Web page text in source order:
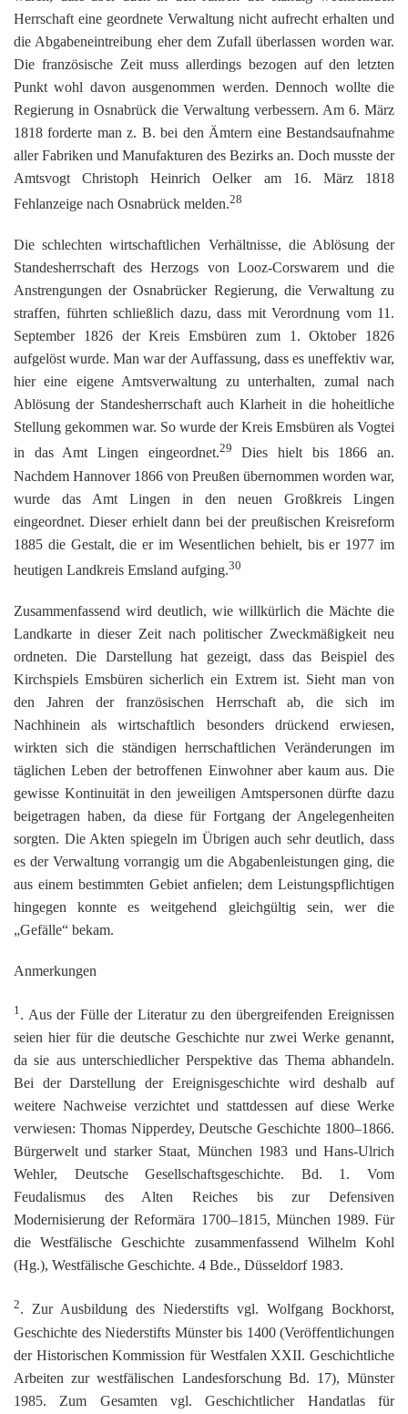
Herrschaft eine geordnete Verwaltung nicht aufrecht erhalten und
die Abgabeneintreibung eher dem Zufall überlassen worden war.
Die französische Zeit muss allerdings bezogen auf den letzten
Punkt wohl davon ausgenommen werden. Dennoch wollte die
Regierung in Osnabrück die Verwaltung verbessern. Am 6. März
1818 forderte man z. B. bei den Ämtern eine Bestandsaufnahme
aller Fabriken und Manufakturen des Bezirks an. Doch musste der
Amtsvogt Christoph Heinrich Oelker am 16. März 1818
Fehlanzeige nach Osnabrück melden.28
Die schlechten wirtschaftlichen Verhältnisse, die Ablösung der
Standesherrschaft des Herzogs von Looz-Corswarem und die
Anstrengungen der Osnabrücker Regierung, die Verwaltung zu
straffen, führten schließlich dazu, dass mit Verordnung vom 11.
September 1826 der Kreis Emsbüren zum 1. Oktober 1826
aufgelöst wurde. Man war der Auffassung, dass es uneffektiv war,
hier eine eigene Amtsverwaltung zu unterhalten, zumal nach
Ablösung der Standesherrschaft auch Klarheit in die hoheitliche
Stellung gekommen war. So wurde der Kreis Emsbüren als Vogtei
in das Amt Lingen eingeordnet.29
Dies hielt bis 1866 an.
Nachdem Hannover 1866 von Preußen übernommen worden war,
wurde das Amt Lingen in den neuen Großkreis Lingen
eingeordnet. Dieser erhielt dann bei der preußischen Kreisreform
1885 die Gestalt, die er im Wesentlichen behielt, bis er 1977 im
heutigen Landkreis Emsland aufging.30
Zusammenfassend wird deutlich, wie willkürlich die Mächte die
Landkarte in dieser Zeit nach politischer Zweckmäßigkeit neu
ordneten. Die Darstellung hat gezeigt, dass das Beispiel des
Kirchspiels Emsbüren sicherlich ein Extrem ist. Sieht man von
den Jahren der französischen Herrschaft ab, die sich im
Nachhinein als wirtschaftlich besonders drückend erwiesen,
wirkten sich die ständigen herrschaftlichen Veränderungen im
täglichen Leben der betroffenen Einwohner aber kaum aus. Die
gewisse Kontinuität in den jeweiligen Amtspersonen dürfte dazu
beigetragen haben, da diese für Fortgang der Angelegenheiten
sorgten. Die Akten spiegeln im Übrigen auch sehr deutlich, dass
es der Verwaltung vorrangig um die Abgabenleistungen ging, die
aus einem bestimmten Gebiet anfielen; dem Leistungspflichtigen
hingegen konnte es weitgehend gleichgültig sein, wer die
„Gefälle“ bekam.
Anmerkungen
1 . Aus der Fülle der Literatur zu den übergreifenden Ereignissen
seien hier für die deutsche Geschichte nur zwei Werke genannt,
da sie aus unterschiedlicher Perspektive das Thema abhandeln.
Bei der Darstellung der Ereignisgeschichte wird deshalb auf
weitere Nachweise verzichtet und stattdessen auf diese Werke
verwiesen: Thomas Nipperdey, Deutsche Geschichte 1800–1866.
Bürgerwelt und starker Staat, München 1983 und Hans-Ulrich
Wehler, Deutsche Gesellschaftsgeschichte. Bd. 1. Vom
Feudalismus des Alten Reiches bis zur Defensiven
Modernisierung der Reformära 1700–1815, München 1989. Für
die Westfälische Geschichte zusammenfassend Wilhelm Kohl
(Hg.), Westfälische Geschichte. 4 Bde., Düsseldorf 1983.
2. Zur Ausbildung des Niederstifts vgl. Wolfgang Bockhorst,
Geschichte des Niederstifts Münster bis 1400 (Veröffentlichungen
der Historischen Kommission für Westfalen XXII. Geschichtliche
Arbeiten zur westfälischen Landesforschung Bd. 17), Münster
1985. Zum Gesamten vgl. Geschichtlicher Handatlas für